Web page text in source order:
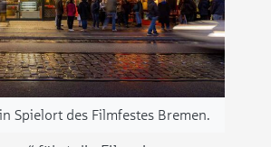
Spielort des Filmfestes Bremen.